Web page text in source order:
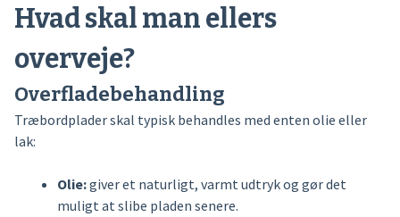
Hvad skal man ellers
overveje?
Overfladebehandling
Træbordplader skal typisk behandles med enten olie eller
lak:
Olie:giver et naturligt, varmt udtryk og gør det
muligt at slibe pladen senere.